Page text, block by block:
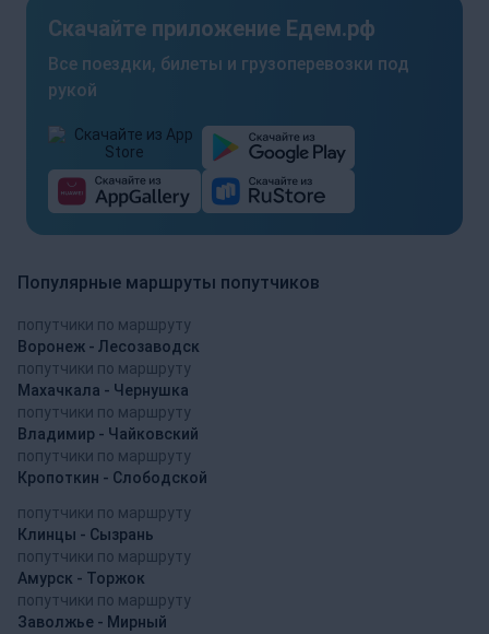
Скачайте приложение Едем.рф
Все поездки, билеты и грузоперевозки под
рукой
Популярные маршруты попутчиков
попутчики по маршруту
Воронеж - Лесозаводск
попутчики по маршруту
Махачкала - Чернушка
попутчики по маршруту
Владимир - Чайковский
попутчики по маршруту
Кропоткин - Слободской
попутчики по маршруту
Клинцы - Сызрань
попутчики по маршруту
Амурск - Торжок
попутчики по маршруту
Заволжье - Мирный